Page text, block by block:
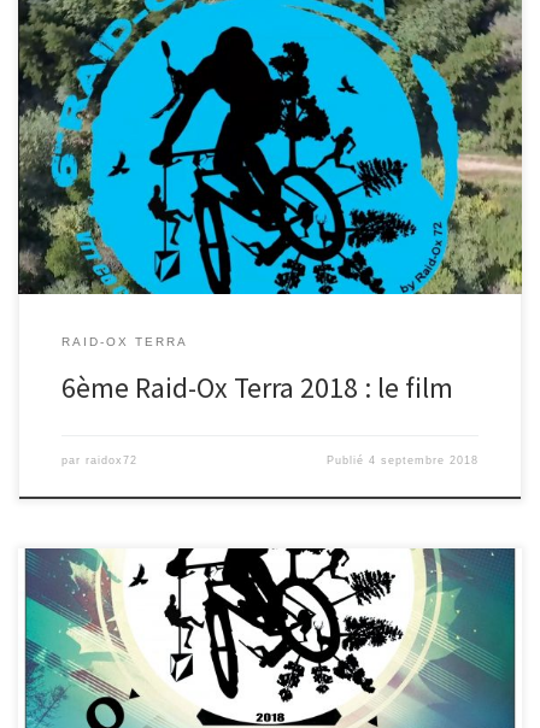
Le film 2018 : Un petit montage supplémentaire : Merci à David et
Rhum 1 pour le pilotage et […]
RAID-OX TERRA
6ème Raid-Ox Terra 2018 : le film
par raidox72 Publié4 septembre 2018
Voila, le 6ème Raid-Ox Terra a eu lieu ce samedi 01 septembre
2018 sous un beau soleil à Sillé le […]